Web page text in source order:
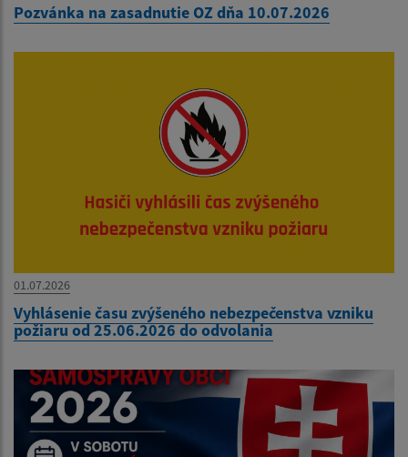
Pozvánka na zasadnutie OZ dňa 10.07.2026
01.07.2026
Vyhlásenie času zvýšeného nebezpečenstva vzniku
požiaru od 25.06.2026 do odvolania